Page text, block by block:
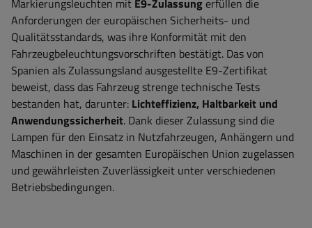
Markierungsleuchten mit E9-Zulassung erfüllen die
Anforderungen der europäischen Sicherheits- und
Qualitätsstandards, was ihre Konformität mit den
Fahrzeugbeleuchtungsvorschriften bestätigt. Das von
Spanien als Zulassungsland ausgestellte E9-Zertifikat
beweist, dass das Fahrzeug strenge technische Tests
bestanden hat, darunter: Lichteffizienz, Haltbarkeit und
Anwendungssicherheit. Dank dieser Zulassung sind die
Lampen für den Einsatz in Nutzfahrzeugen, Anhängern und
Maschinen in der gesamten Europäischen Union zugelassen
und gewährleisten Zuverlässigkeit unter verschiedenen
Betriebsbedingungen.